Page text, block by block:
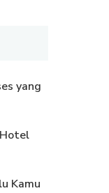
yang
Kamu